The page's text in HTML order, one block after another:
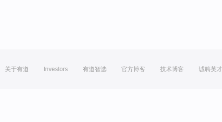
关于有道 Investors 有道智选 官方博客 技术博客 诚聘英才